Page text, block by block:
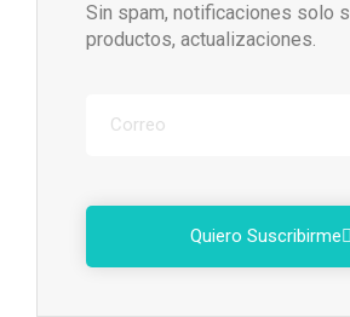
Sin spam, notificaciones solo
productos, actualizaciones.
Quiero Suscribirme